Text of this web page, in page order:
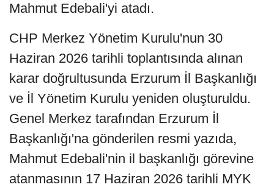
Mahmut Edebali'yi atadı.
CHP Merkez Yönetim Kurulu'nun 30
Haziran 2026 tarihli toplantısında alınan
karar doğrultusunda Erzurum İl Başkanlığı
ve İl Yönetim Kurulu yeniden oluşturuldu.
Genel Merkez tarafından Erzurum İl
Başkanlığı'na gönderilen resmi yazıda,
Mahmut Edebali'nin il başkanlığı görevine
atanmasının 17 Haziran 2026 tarihli MYK